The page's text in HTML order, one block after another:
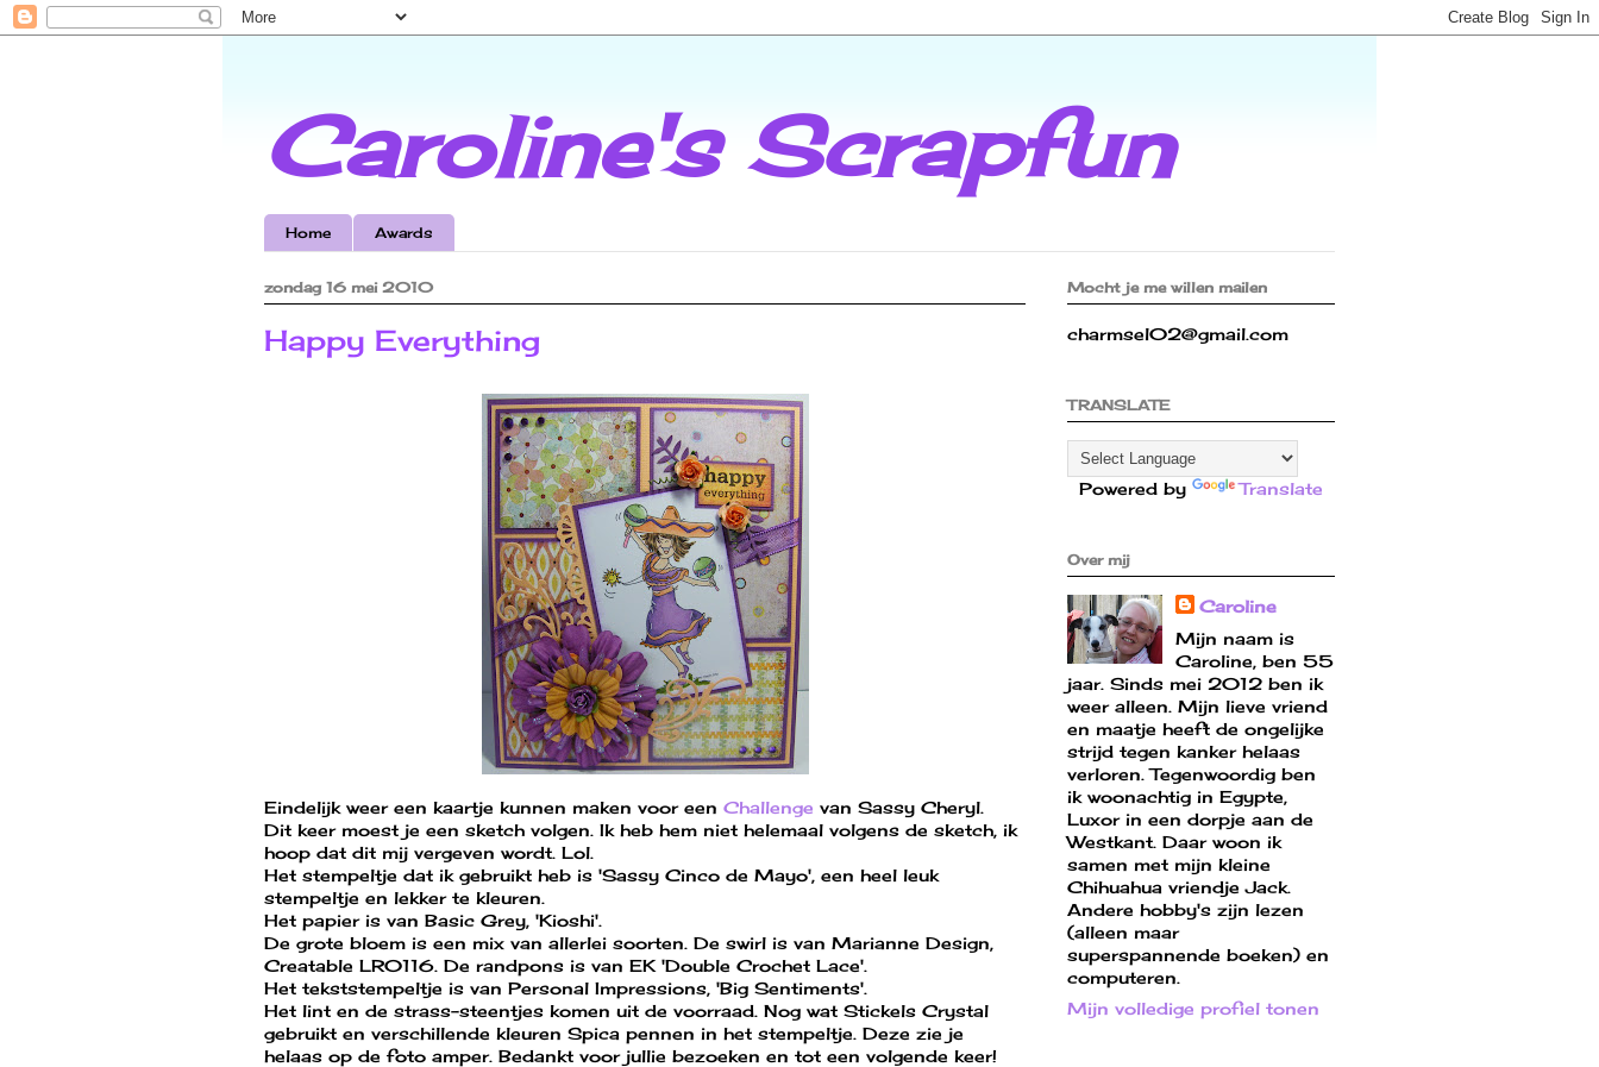
Caroline's Scrapfun
Home Awards
zondag 16 mei 2010
Happy Everything
Eindelijk weer een kaartje kunnen maken voor een Challenge van Sassy Cheryl.
Dit keer moest je een sketch volgen. Ik heb hem niet helemaal volgens de sketch, ik
hoop dat dit mij vergeven wordt. Lol.
Het stempeltje dat ik gebruikt heb is 'Sassy Cinco de Mayo', een heel leuk
stempeltje en lekker te kleuren.
Het papier is van Basic Grey, 'Kioshi'.
De grote bloem is een mix van allerlei soorten. De swirl is van Marianne Design,
Creatable LR0116. De randpons is van EK 'Double Crochet Lace'.
Het tekststempeltje is van Personal Impressions, 'Big Sentiments'.
Het lint en de strass-steentjes komen uit de voorraad. Nog wat Stickels Crystal
gebruikt en verschillende kleuren Spica pennen in het stempeltje. Deze zie je
helaas op de foto amper. Bedankt voor jullie bezoeken en tot een volgende keer!
Mocht je me willen mailen
charmsel02@gmail.com
TRANSLATE
Powered by Translate
Over mij
Caroline
Mijn naam is
Caroline, ben 55
jaar. Sinds mei 2012 ben ik
weer alleen. Mijn lieve vriend
en maatje heeft de ongelijke
strijd tegen kanker helaas
verloren. Tegenwoordig ben
ik woonachtig in Egypte,
Luxor in een dorpje aan de
Westkant. Daar woon ik
samen met mijn kleine
Chihuahua vriendje Jack.
Andere hobby's zijn lezen
(alleen maar
superspannende boeken) en
computeren.
Mijn volledige profiel tonen